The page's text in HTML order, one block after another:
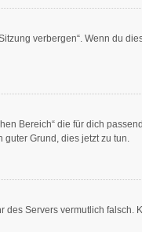
verbergen“. Wenn du
Bereich“ die für dich
Grund, dies jetzt zu tun.
Servers vermutlich falsch.